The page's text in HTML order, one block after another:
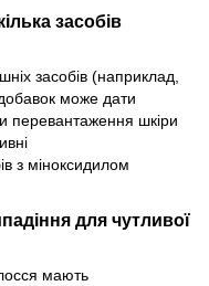
засобів
засобів (наприклад,
може дати
перевантаження шкіри
з міноксидилом
для чутливої
мають